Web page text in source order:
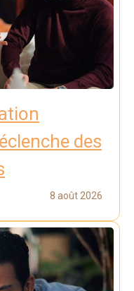
des
8 août 2026